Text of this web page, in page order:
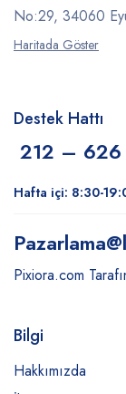
No:29, 34060
Haritada Göster
Destek Hattı
212 –
Hafta içi: 8:30-
Pazarlama
Pixiora.com
Bilgi
Hakkımızda